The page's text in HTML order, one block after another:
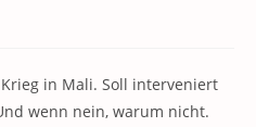
in Mali. Soll interveniert
wenn nein, warum nicht.